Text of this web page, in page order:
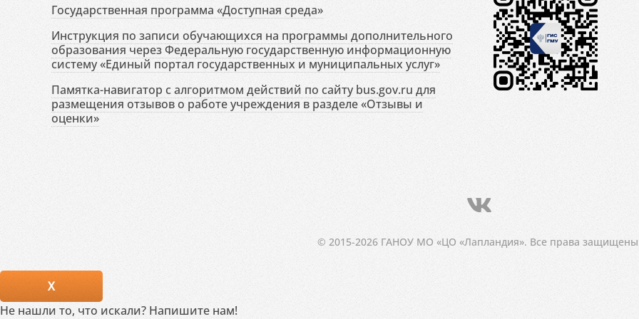
Государственная программа «Доступная среда»
Инструкция по записи обучающихся на программы дополнительного
образования через Федеральную государственную информационную
систему «Единый портал государственных и муниципальных услуг»
Памятка-навигатор с алгоритмом действий по сайту bus.gov.ru для
размещения отзывов о работе учреждения в разделе «Отзывы и
оценки»
© 2015-2026 ГАНОУ МО «ЦО «Лапландия». Все права
X
Не нашли то, что искали? Напишите нам!